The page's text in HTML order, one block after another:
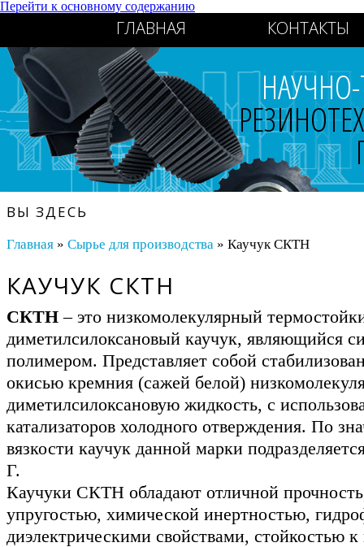
Перейти к основному содержанию
ГЛАВНАЯ КОНТАКТЫ
ВЫ ЗДЕСЬ
Главная» Сырье для производства» Каучук СКТН
КАУЧУК СКТН
СКТН– это низкомолекулярный
диметилсилоксановый каучук, являющийся
полимером. Представляет собой
окисью кремния (сажей белой)
диметилсилоксановую жидкость, с
катализаторов холодного отверждения. По
вязкости каучук данной марки
Г.
Каучуки СКТН обладают отличной
упругостью, химической инертностью,
диэлектрическими свойствами, стойкостью к